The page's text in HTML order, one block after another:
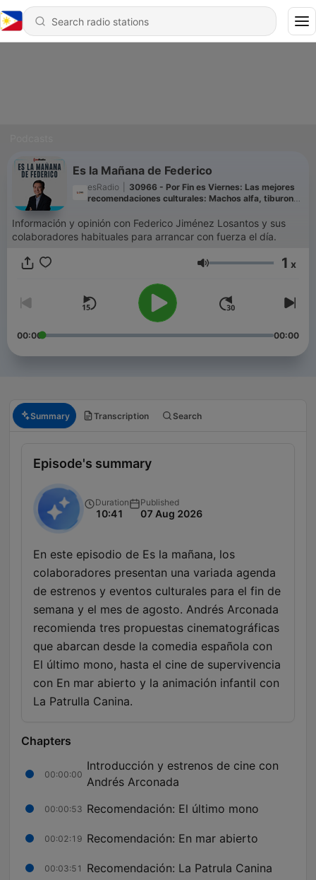
Es la Mañana de Federico
esRadio
30966 - Por Fin es Viernes: Las mejores
recomendaciones culturales: Machos alfa, tiburones
Información y opinión con Federico Jiménez Losantos y sus
colaboradores habituales para arrancar con fuerza el día.
Volume 1 x
00:00 00:00
Summary Transcription Search
Episode's summary
Duration
10:41
Published
07 Aug 2026
En este episodio de Es la mañana, los
colaboradores presentan una variada agenda
de estrenos y eventos culturales para el fin de
semana y el mes de agosto. Andrés Arconada
recomienda tres propuestas cinematográficas
que abarcan desde la comedia española con
El último mono, hasta el cine de supervivencia
con En mar abierto y la animación infantil con
La Patrulla Canina.
Chapters
00:00:00
Introducción y estrenos de cine con
Andrés Arconada
00:00:53 Recomendación: El último mono
00:02:19 Recomendación: En mar abierto
00:03:51 Recomendación: La Patrula Canina